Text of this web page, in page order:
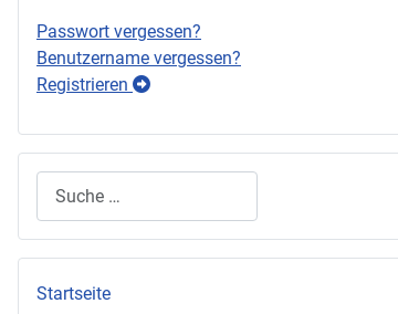
Passwort vergessen?
Benutzername vergessen?
Registrieren
Startseite